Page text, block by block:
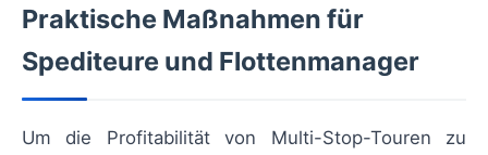
Praktische Maßnahmen für
Spediteure und Flottenmanager
Um die Profitabilität von Multi-Stop-Touren zu